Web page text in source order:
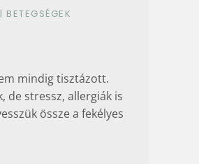
BETEGSÉGEK
mindig tisztázott.
de stressz, allergiák is
össze a fekélyes